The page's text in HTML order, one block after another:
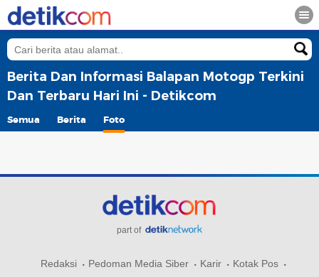
Berita Dan Informasi Balapan Motogp Terkini
Dan Terbaru Hari Ini - Detikcom
Semua Berita Foto
part of
Redaksi Pedoman Media Siber Karir
Kotak Pos